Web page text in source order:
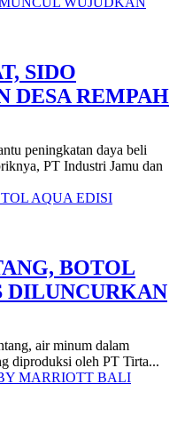
SIDO
DESA REMPAH
peningkatan daya beli
PT Industri Jamu dan
BOTOL
DILUNCURKAN
air minum dalam
diproduksi oleh PT Tirta...